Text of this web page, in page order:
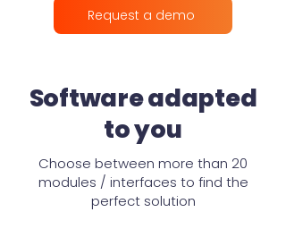
Request a demo
Software adapted
to you
Choose between more than 20
modules / interfaces to find the
perfect solution